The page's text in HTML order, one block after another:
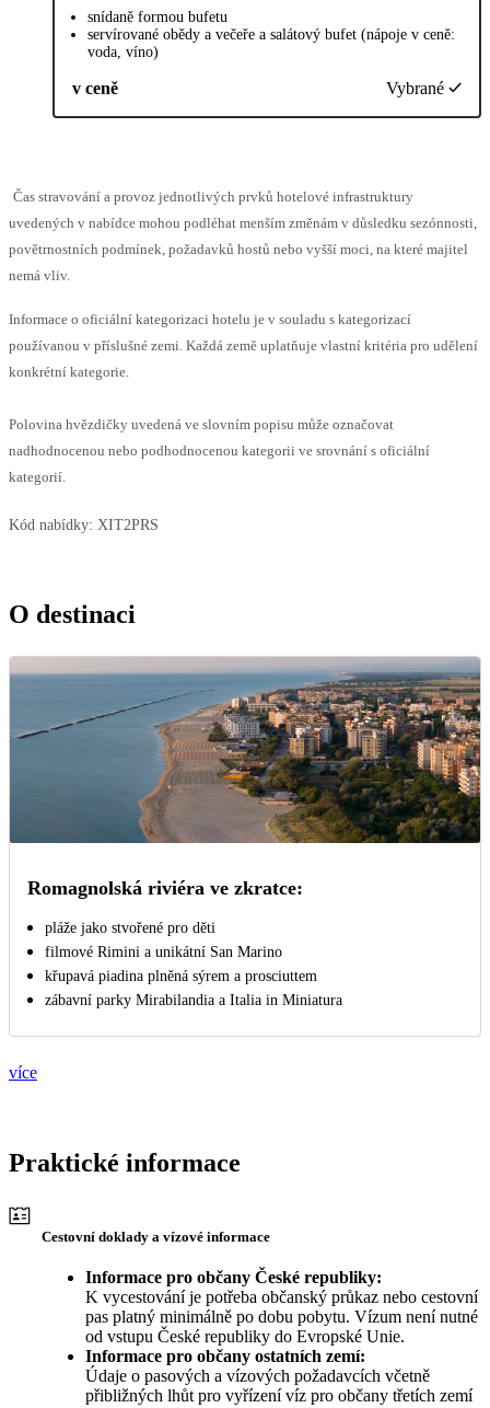
snídaně formou bufetu
servírované obědy a večeře a salátový bufet (nápoje v ceně:
voda, víno)
v ceně Vybrané
Čas stravování a provoz jednotlivých prvků hotelové infrastruktury
uvedených v nabídce mohou podléhat menším změnám v důsledku sezónnosti,
povětrnostních podmínek, požadavků hostů nebo vyšší moci, na které majitel
nemá vliv.
Informace o oficiální kategorizaci hotelu je v souladu s kategorizací
používanou v příslušné zemi. Každá země uplatňuje vlastní kritéria pro udělení
konkrétní kategorie.
Polovina hvězdičky uvedená ve slovním popisu může označovat
nadhodnocenou nebo podhodnocenou kategorii ve srovnání s oficiální
kategorií.
Kód nabídky: XIT2PRS
O destinaci
Romagnolská riviéra ve zkratce:
pláže jako stvořené pro děti
filmové Rimini a unikátní San Marino
křupavá piadina plněná sýrem a prosciuttem
zábavní parky Mirabilandia a Italia in Miniatura
více
Praktické informace
Cestovní doklady a vízové informace
Informace pro občany České republiky:
K vycestování je potřeba občanský průkaz nebo cestovní
pas platný minimálně po dobu pobytu. Vízum není nutné
od vstupu České republiky do Evropské Unie.
Informace pro občany ostatních zemí:
Údaje o pasových a vízových požadavcích včetně
přibližných lhůt pro vyřízení víz pro občany třetích zemí